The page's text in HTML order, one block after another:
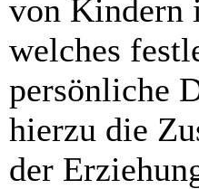
von Kindern
welches
persönliche
hierzu die
der